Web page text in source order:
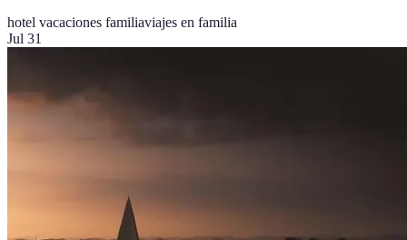
hotel vacaciones familiaviajes en familia
Jul 31